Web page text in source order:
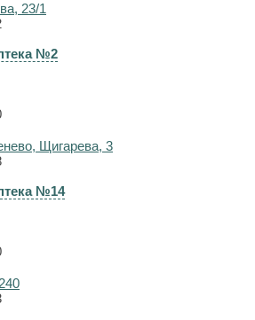
23/1
№2
Щигарева, 3
№14